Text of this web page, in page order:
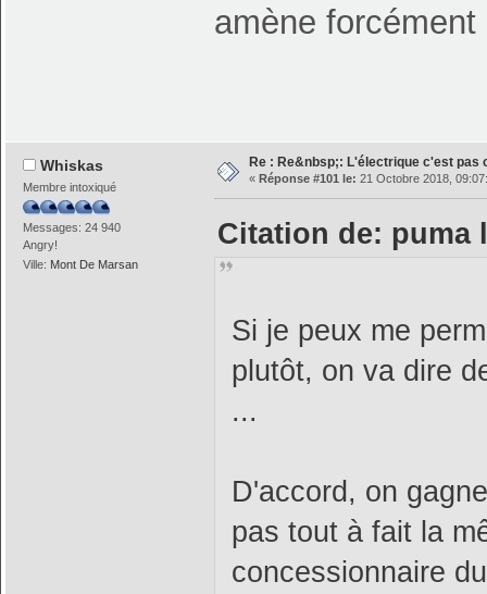
amène
Whiskas
Membre intoxiqué
Messages: 24 940
Angry!
Ville: Mont De Marsan
Re : Re&nbsp;: L'électrique c'est pas
« Réponse #101 le: 21 Octobre 2018,
Citation de: puma
Si je peux me
plutôt, on va dire
...
D'accord, on
pas tout à fait la
concessionnaire